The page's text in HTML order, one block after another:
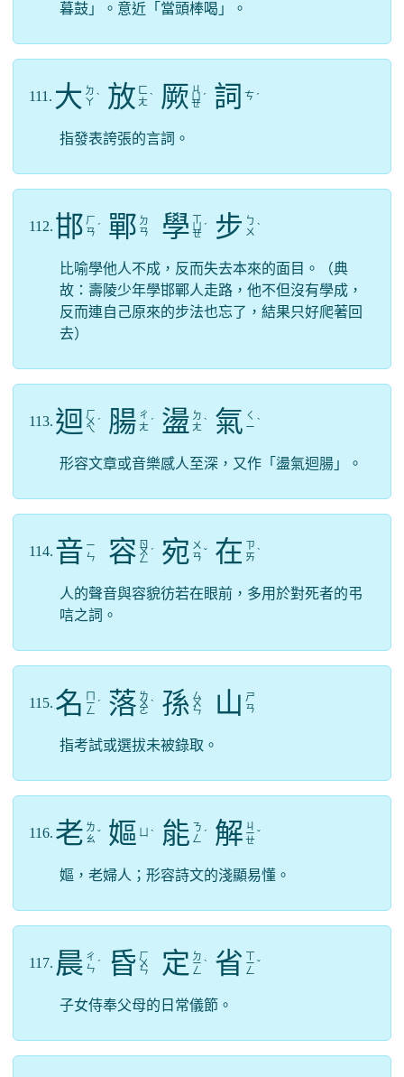
暮鼓」。意近「當頭棒喝」。
111. 大 ㄉ
ㄚ ˋ 放 ㄈ
ㄤ ˋ 厥 ㄐ
ㄩ
ㄝ
ˊ 詞 ㄘ ˊ
指發表誇張的言詞。
112. 邯 ㄏ
ㄢ ˊ 鄲 ㄉ
ㄢ
學 ㄩ
ㄝ
ˊ 步 ㄅ
ㄨ ˋ
比喻學他人不成，反而失去本來的面目。（典
故：壽陵少年學邯鄲人走路，他不但沒有學成，
反而連自己原來的步法也忘了，結果只好爬著回
去）
113. 迴 ㄏ
ㄨ
ㄟ
ˊ 腸 ㄔ
ㄤ ˊ 盪 ㄉ
ㄤ ˋ 氣 ㄑ
ㄧ ˋ
形容文章或音樂感人至深，又作「盪氣迴腸」。
114. 音 ㄧ
ㄣ
容 ㄖ
ㄨ
ㄥ
ˊ 宛 ㄨ
ㄢ ˇ 在
ㄗ
ㄞ ˋ
人的聲音與容貌彷若在眼前，多用於對死者的弔
唁之詞。
115. 名 ㄧ
ㄥ
ˊ 落 ㄌ
ㄨ
ㄛ
ˋ 孫 ㄙ
ㄨ
ㄣ 山 ㄕ
ㄢ
指考試或選拔未被錄取。
116. 老 ㄌ
ㄠ ˇ 嫗 ˋ 能 ㄋ
ㄥ
ˊ 解 ㄐ
ㄧ
ㄝ
ˇ
嫗，老婦人；形容詩文的淺顯易懂。
117. 晨 ㄔ
ㄣ ˊ 昏 ㄏ
ㄨ
ㄣ 定 ㄉ
ㄧ
ㄥ
ˋ 省 ㄧ
ㄥ
ˇ
子女侍奉父母的日常儀節。